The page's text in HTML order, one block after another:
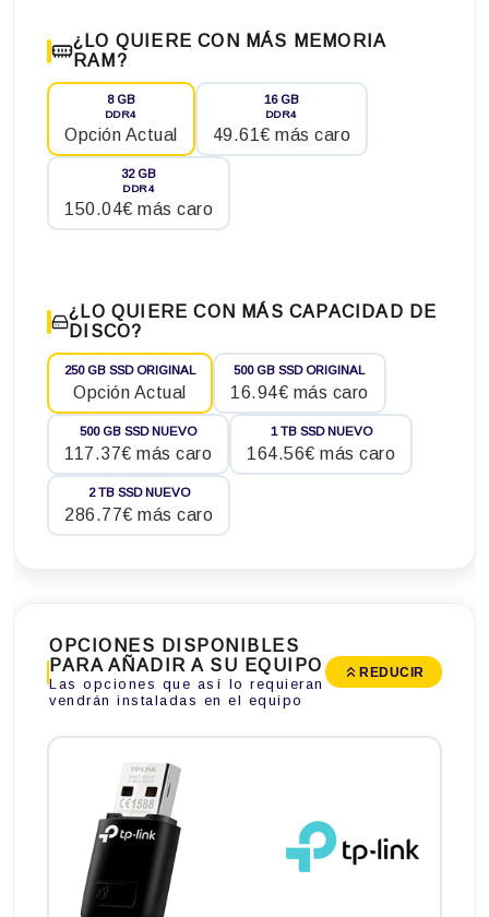
¿LO QUIERE CON MÁS MEMORIA
RAM?
8 GB
DDR4
Opción Actual
16 GB
DDR4
49.61€ más caro
32 GB
DDR4
150.04€ más caro
¿LO QUIERE CON MÁS CAPACIDAD DE
DISCO?
250 GB SSD ORIGINAL
Opción Actual
500 GB SSD ORIGINAL
16.94€ más caro
500 GB SSD NUEVO
117.37€ más caro
1 TB SSD NUEVO
164.56€ más caro
2 TB SSD NUEVO
286.77€ más caro
OPCIONES DISPONIBLES
PARA AÑADIR A SU EQUIPO
Las opciones que así lo requieran
vendrán instaladas en el equipo
REDUCIR